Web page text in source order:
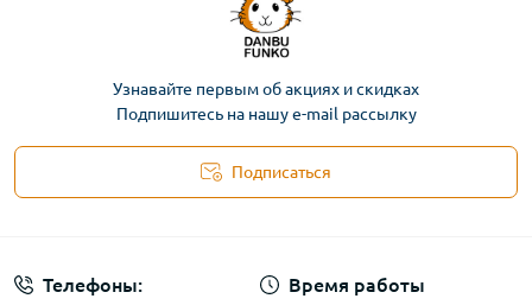
Узнавайте первым об акциях и скидках
Подпишитесь на нашу e-mail рассылку
Подписаться
Телефоны: Время работы